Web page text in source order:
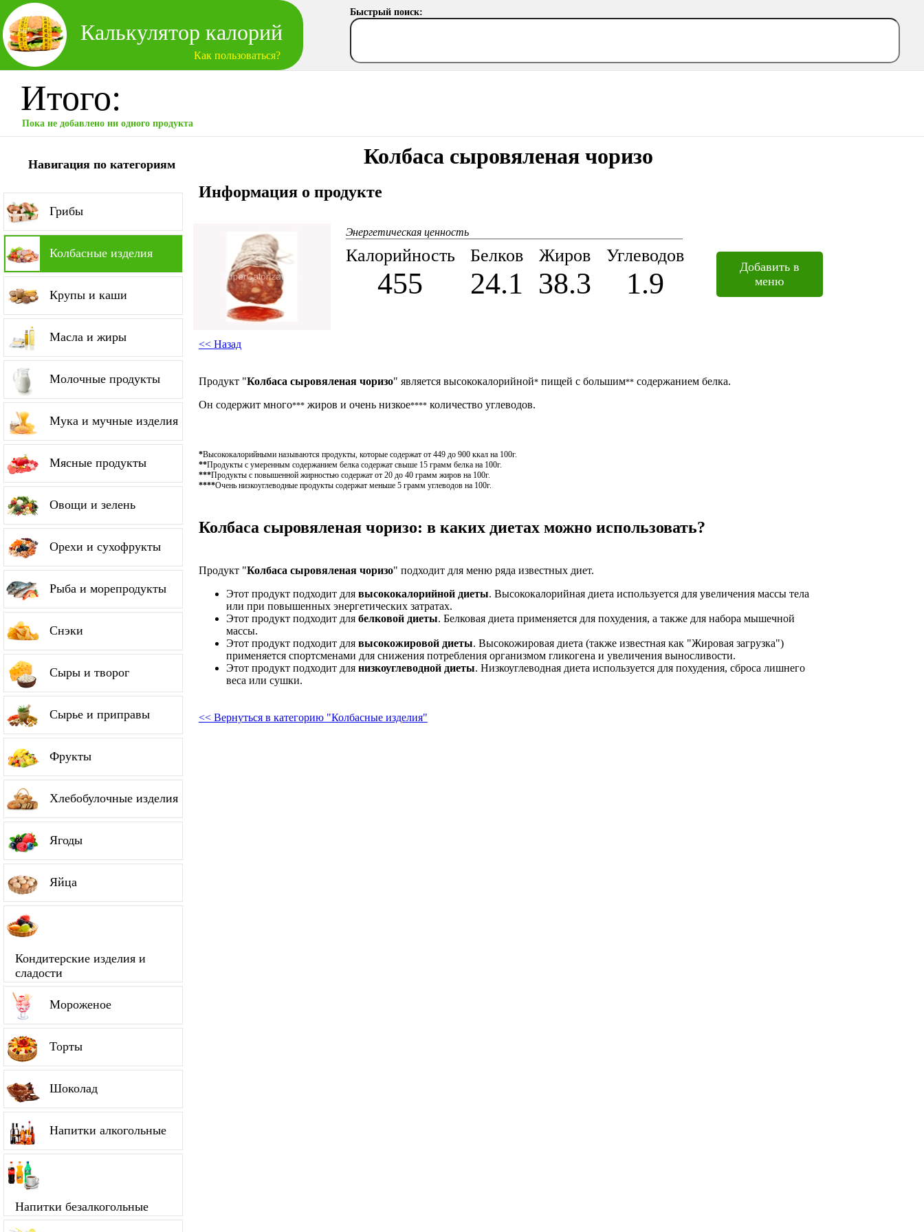
Калькулятор калорий
Как пользоваться?
Быстрый поиск:
Итого:
Пока не добавлено ни одного продукта
Навигация по категориям
Грибы
Колбасные изделия
Крупы и каши
Масла и жиры
Молочные продукты
Мука и мучные изделия
Мясные продукты
Овощи и зелень
Орехи и сухофрукты
Рыба и морепродукты
Снэки
Сыры и творог
Сырье и приправы
Фрукты
Хлебобулочные изделия
Ягоды
Яйца
Кондитерские изделия и
сладости
Мороженое
Торты
Шоколад
Напитки алкогольные
Напитки безалкогольные
Колбаса сыровяленая чоризо
Информация о продукте
Калорийность
Энергетическая ценность
455
Белков
24.1
Жиров
38.3
Углеводов
1.9
Добавить в
меню
<< Назад
Продукт "Колбаса сыровяленая чоризо" является высококалорийной*пищей с большим**содержанием белка.
Он содержит много***жиров и очень низкое****количество углеводов.
*Высококалорийными называются продукты, которые содержат от 449 до 900 ккал на 100г.
**Продукты с умеренным содержанием белка содержат свыше 15 грамм белка на 100г.
***Продукты с повышенной жирностью содержат от 20 до 40 грамм жиров на 100г.
****Очень низкоуглеводные продукты содержат меньше 5 грамм углеводов на 100г.
Колбаса сыровяленая чоризо: в каких диетах можно использовать?
Продукт "Колбаса сыровяленая чоризо" подходит для меню ряда известных диет.
Этот продукт подходит для высококалорийной диеты. Высококалорийная диета используется для увеличения массы тела
или при повышенных энергетических затратах.
Этот продукт подходит для белковой диеты. Белковая диета применяется для похудения, а также для набора мышечной
массы.
Этот продукт подходит для высокожировой диеты. Высокожировая диета (также известная как "Жировая загрузка")
применяется спортсменами для снижения потребления организмом гликогена и увеличения выносливости.
Этот продукт подходит для низкоуглеводной диеты. Низкоуглеводная диета используется для похудения, сброса лишнего
веса или сушки.
<< Вернуться в категорию "Колбасные изделия"